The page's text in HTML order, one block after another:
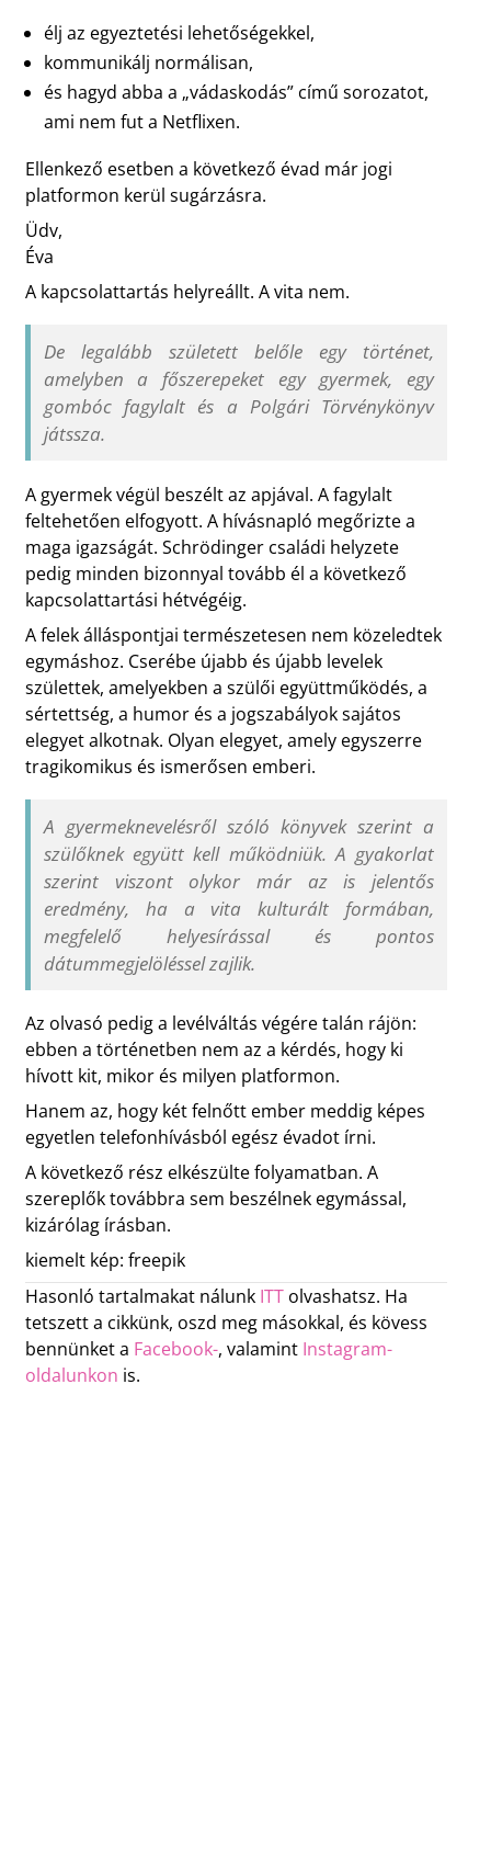
élj az egyeztetési lehetőségekkel,
kommunikálj normálisan,
és hagyd abba a „vádaskodás” című sorozatot,
ami nem fut a Netflixen.
Ellenkező esetben a következő évad már jogi
platformon kerül sugárzásra.
Üdv,
Éva
A kapcsolattartás helyreállt. A vita nem.
De legalább született belőle egy történet,
amelyben a főszerepeket egy gyermek, egy
gombóc fagylalt és a Polgári Törvénykönyv
játssza.
A gyermek végül beszélt az apjával. A fagylalt
feltehetően elfogyott. A hívásnapló megőrizte a
maga igazságát. Schrödinger családi helyzete
pedig minden bizonnyal tovább él a következő
kapcsolattartási hétvégéig.
A felek álláspontjai természetesen nem közeledtek
egymáshoz. Cserébe újabb és újabb levelek
születtek, amelyekben a szülői együttműködés, a
sértettség, a humor és a jogszabályok sajátos
elegyet alkotnak. Olyan elegyet, amely egyszerre
tragikomikus és ismerősen emberi.
A gyermeknevelésről szóló könyvek szerint a
szülőknek együtt kell működniük. A gyakorlat
szerint viszont olykor már az is jelentős
eredmény, ha a vita kulturált formában,
megfelelő helyesírással és pontos
dátummegjelöléssel zajlik.
Az olvasó pedig a levélváltás végére talán rájön:
ebben a történetben nem az a kérdés, hogy ki
hívott kit, mikor és milyen platformon.
Hanem az, hogy két felnőtt ember meddig képes
egyetlen telefonhívásból egész évadot írni.
A következő rész elkészülte folyamatban. A
szereplők továbbra sem beszélnek egymással,
kizárólag írásban.
kiemelt kép: freepik
Hasonló tartalmakat nálunk ITTolvashatsz. Ha
tetszett a cikkünk, oszd meg másokkal, és kövess
bennünket a Facebook-, valamint Instagram-
oldalunkon is.